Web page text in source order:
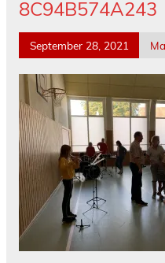
8C94B574A243
September 28, 2021